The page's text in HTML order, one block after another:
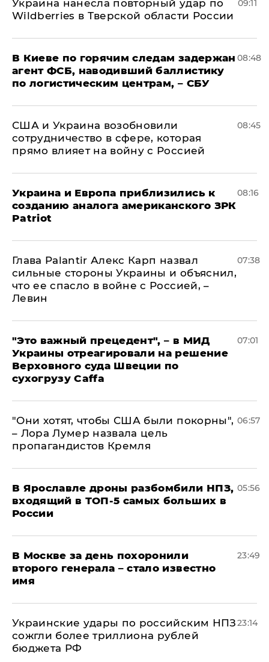
Украина нанесла повторный удар по
Wildberries в Тверской области России
09:11
В Киеве по горячим следам задержан
агент ФСБ, наводивший баллистику
по логистическим центрам, – СБУ
08:48
США и Украина возобновили
сотрудничество в сфере, которая
прямо влияет на войну с Россией
08:45
Украина и Европа приблизились к
созданию аналога американского ЗРК
Patriot
08:16
Глава Palantir Алекс Карп назвал
сильные стороны Украины и объяснил,
что ее спасло в войне с Россией, –
Левин
07:38
"Это важный прецедент", – в МИД
Украины отреагировали на решение
Верховного суда Швеции по
сухогрузу Caffa
07:01
"Они хотят, чтобы США были покорны",
– Лора Лумер назвала цель
пропагандистов Кремля
06:57
В Ярославле дроны разбомбили НПЗ,
входящий в ТОП-5 самых больших в
России
05:56
В Москве за день похоронили
второго генерала – стало известно
имя
23:49
Украинские удары по российским НПЗ
сожгли более триллиона рублей
бюджета РФ
23:14